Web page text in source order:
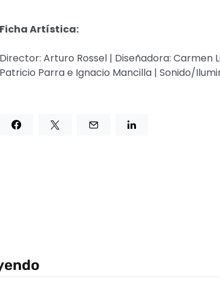
Ficha Artística:
Director: Arturo Rossel | Diseñadora: Carmen
Patricio Parra e Ignacio Mancilla | Sonido/